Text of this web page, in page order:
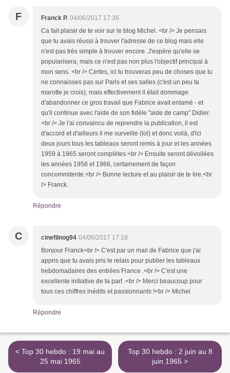
F Franck P. 04/06/2017 17:36
Ca fait plaisir de te voir sur le blog Michel. <br /> Je pensais
que tu avais réussi à trouver l'adresse de ce blog mais elle
n'est pas très simple à trouver encore. J'espère qu'elle se
popularisera, mais ce n'est pas non plus l'objectif principal à
mon sens. <br /> Certes, ici tu trouveras peu de choses que tu
ne connaisses pas sur Paris et ses salles (c'est un peu ta
marotte je crois), mais effectivement il était dommage
d'abandonner ce gros travail que Fabrice avait entamé - et
qu'il continue avec l'aide de son fidèle ''aide de camp'' Didier.
<br /> Je l'ai convaincu de reprendre la publication, il est
d'accord et d'ailleurs il me surveille (lol) et donc voilà, d'ici
deux jours tous les tableaux seront remis à jour et les années
1959 à 1965 seront complètes.<br /> Ensuite seront dévoilées
les années 1958 et 1966, certainement de façon
concommitente.<br /> Bonne lecture et au plaisir de te lire.<br
/> Franck.
Répondre
C cinefilnog94 04/06/2017 17:18
Bonjour Franck<br /> C'est par un mail de Fabrice que j'ai
appris que tu avais pris le relais pour publier les tableaux
hebdomadaires des entrées France .<br /> C'est une
excellente initiative de ta part .<br /> Merci beaucoup pour
tous ces chiffres inédits et passionnants !<br /> Michel
Répondre
< Top 30 hebdo : 19 mai au
25 mai 1965
Top 30 hebdo : 2 juin au 8
juin 1965 >